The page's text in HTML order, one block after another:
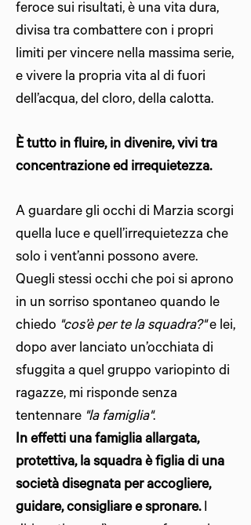
feroce sui risultati, è una vita dura,
divisa tra combattere con i propri
limiti per vincere nella massima serie,
e vivere la propria vita al di fuori
dell’acqua, del cloro, della calotta.
È tutto in fluire, in divenire, vivi tra
concentrazione ed irrequietezza.
A guardare gli occhi di Marzia scorgi
quella luce e quell’irrequietezza che
solo i vent’anni possono avere.
Quegli stessi occhi che poi si aprono
in un sorriso spontaneo quando le
chiedo "cos’è per te la squadra?"e lei,
dopo aver lanciato un’occhiata di
sfuggita a quel gruppo variopinto di
ragazze, mi risponde senza
tentennare "la famiglia".
In effetti una famiglia allargata,
protettiva, la squadra è figlia di una
società disegnata per accogliere,
guidare, consigliare e spronare. I